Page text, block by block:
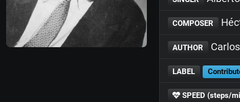
COMPOSER
AUTHOR
LABEL
SPEED (steps/